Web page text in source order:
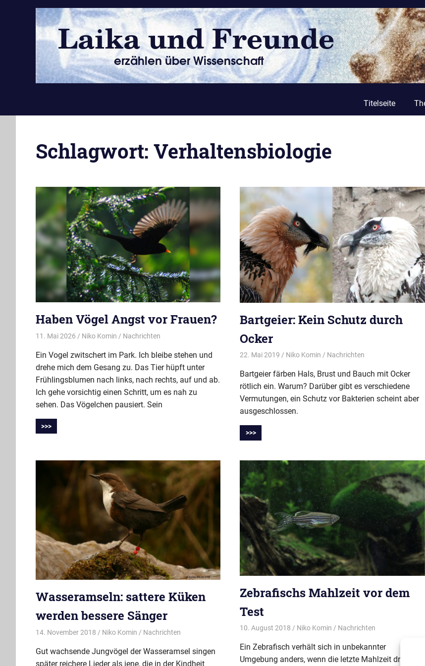
Titelseite
Schlagwort: Verhaltensbiologie
Haben Vögel Angst vor Frauen?
11. Mai 2026 Niko Komin Nachrichten
Ein Vogel zwitschert im Park. Ich bleibe stehen und
drehe mich dem Gesang zu. Das Tier hüpft unter
Frühlingsblumen nach links, nach rechts, auf und ab.
Ich gehe vorsichtig einen Schritt, um es nah zu
sehen. Das Vögelchen pausiert. Sein
>>>
Bartgeier: Kein Schutz durch
Ocker
22. Mai 2019 Niko Komin Nachrichten
Bartgeier färben Hals, Brust und Bauch mit Ocker
rötlich ein. Warum? Darüber gibt es verschiedene
Vermutungen, ein Schutz vor Bakterien scheint aber
ausgeschlossen.
>>>
Wasseramseln: sattere Küken
werden bessere Sänger
14. November 2018 Niko Komin Nachrichten
Gut wachsende Jungvögel der Wasseramsel singen
später reichere Lieder als jene, die in der Kindheit
Zebrafischs Mahlzeit vor dem
Test
10. August 2018 Niko Komin Nachrichten
Ein Zebrafisch verhält sich in unbekannter
Umgebung anders, wenn die letzte Mahlzeit drei